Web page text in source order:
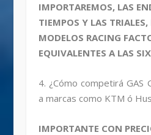
IMPORTAREMOS, LAS
TIEMPOS Y LAS TRIALES,
MODELOS RACING
EQUIVALENTES A LAS
4. ¿Cómo competirá GAS
a marcas como KTM ó
IMPORTANTE CON